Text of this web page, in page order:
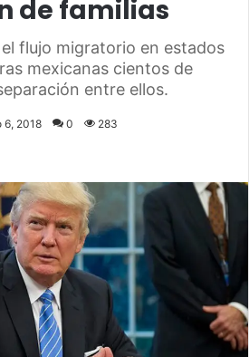
de familias
flujo migratorio en estados
mexicanas cientos de
entre ellos.
6, 2018 0 283